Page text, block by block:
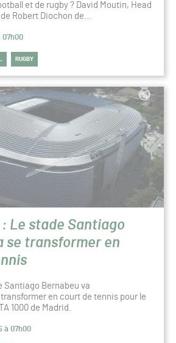
et de rugby ? David Moutin, Head
Robert Diochon de…
07h00
RUGBY
Le stade Santiago
se transformer en
Santiago Bernabeu va
en court de tennis pour le
1000 de Madrid.
à 07h00